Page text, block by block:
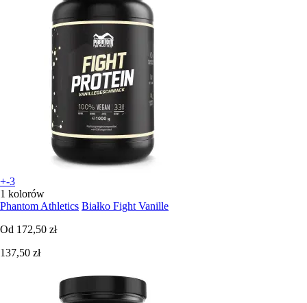
+-3
1 kolorów
Phantom Athletics Białko Fight Vanille
Od 172,50 zł
137,50 zł